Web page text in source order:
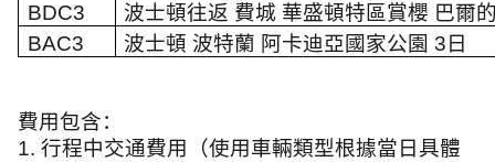
BDC3
波士頓往返 費城 華盛頓特區賞櫻 巴爾
BAC3
波士頓 波特蘭 阿卡迪亞國家公園 3 日
費用包含：
1. 行程中交通費用（使用車輛類型根據當日具體